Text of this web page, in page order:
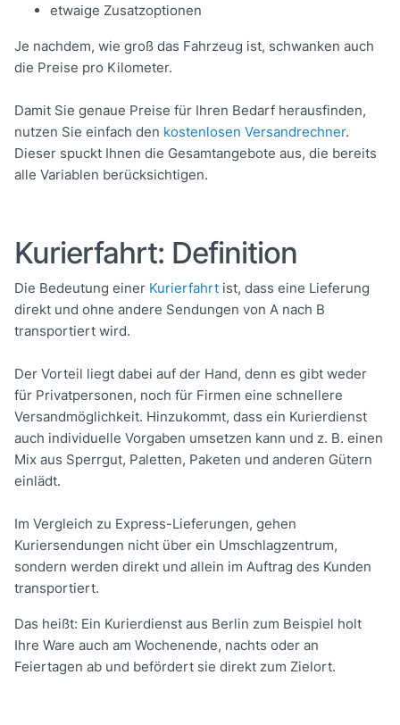
etwaige Zusatzoptionen
Je nachdem, wie groß das Fahrzeug ist, schwanken auch
die Preise pro Kilometer.
Damit Sie genaue Preise für Ihren Bedarf herausfinden,
nutzen Sie einfach den kostenlosen Versandrechner.
Dieser spuckt Ihnen die Gesamtangebote aus, die bereits
alle Variablen berücksichtigen.
Kurierfahrt: Definition
Die Bedeutung einer Kurierfahrt ist, dass eine Lieferung
direkt und ohne andere Sendungen von A nach B
transportiert wird.
Der Vorteil liegt dabei auf der Hand, denn es gibt weder
für Privatpersonen, noch für Firmen eine schnellere
Versandmöglichkeit. Hinzukommt, dass ein Kurierdienst
auch individuelle Vorgaben umsetzen kann und z. B. einen
Mix aus Sperrgut, Paletten, Paketen und anderen Gütern
einlädt.
Im Vergleich zu Express-Lieferungen, gehen
Kuriersendungen nicht über ein Umschlagzentrum,
sondern werden direkt und allein im Auftrag des Kunden
transportiert.
Das heißt: Ein Kurierdienst aus Berlin zum Beispiel holt
Ihre Ware auch am Wochenende, nachts oder an
Feiertagen ab und befördert sie direkt zum Zielort.